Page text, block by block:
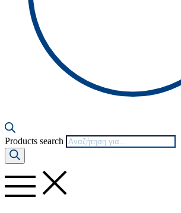
Products search